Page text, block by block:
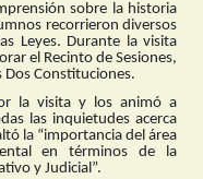
sobre la historia
recorrieron diversos
Leyes. Durante la visita
el Recinto de Sesiones,
Dos Constituciones.
la visita y los animó a
las inquietudes acerca
la “importancia del área
en términos de la
y Judicial”.